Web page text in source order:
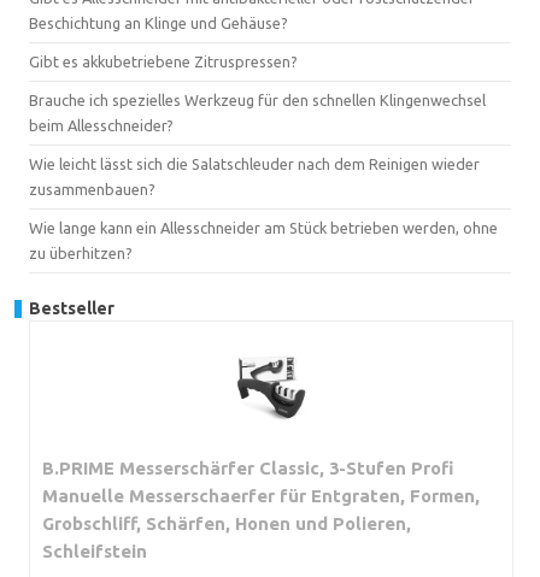
Beschichtung an Klinge und Gehäuse?
Gibt es akkubetriebene Zitruspressen?
Brauche ich spezielles Werkzeug für den schnellen Klingenwechsel
beim Allesschneider?
Wie leicht lässt sich die Salatschleuder nach dem Reinigen wieder
zusammenbauen?
Wie lange kann ein Allesschneider am Stück betrieben werden, ohne
zu überhitzen?
Bestseller
B.PRIME Messerschärfer Classic, 3-Stufen Profi
Manuelle Messerschaerfer für Entgraten, Formen,
Grobschliff, Schärfen, Honen und Polieren,
Schleifstein